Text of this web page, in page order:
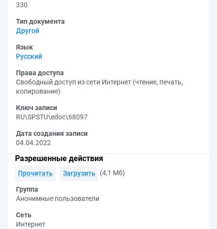
330
Тип документа
Другой
Язык
Русский
Права доступа
Свободный доступ из сети Интернет (чтение, печать,
копирование)
Ключ записи
RU\SPSTU\edoc\68097
Дата создания записи
04.04.2022
Разрешенные действия
Прочитать Загрузить (4,1 Мб)
Группа
Анонимные пользователи
Сеть
Интернет